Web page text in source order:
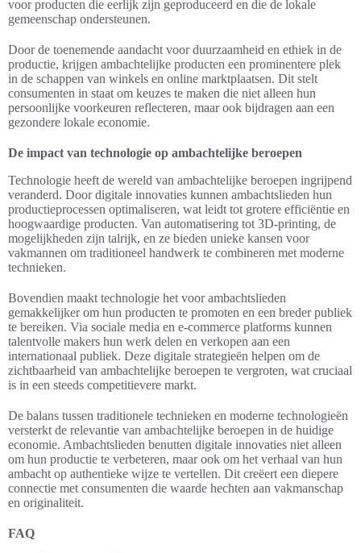
voor producten die eerlijk zijn geproduceerd en die de lokale
gemeenschap ondersteunen.
Door de toenemende aandacht voor duurzaamheid en ethiek in de
productie, krijgen ambachtelijke producten een prominentere plek
in de schappen van winkels en online marktplaatsen. Dit stelt
consumenten in staat om keuzes te maken die niet alleen hun
persoonlijke voorkeuren reflecteren, maar ook bijdragen aan een
gezondere lokale economie.
De impact van technologie op ambachtelijke beroepen
Technologie heeft de wereld van ambachtelijke beroepen ingrijpend
veranderd. Door digitale innovaties kunnen ambachtslieden hun
productieprocessen optimaliseren, wat leidt tot grotere efficiëntie en
hoogwaardige producten. Van automatisering tot 3D-printing, de
mogelijkheden zijn talrijk, en ze bieden unieke kansen voor
vakmannen om traditioneel handwerk te combineren met moderne
technieken.
Bovendien maakt technologie het voor ambachtslieden
gemakkelijker om hun producten te promoten en een breder publiek
te bereiken. Via sociale media en e-commerce platforms kunnen
talentvolle makers hun werk delen en verkopen aan een
internationaal publiek. Deze digitale strategieën helpen om de
zichtbaarheid van ambachtelijke beroepen te vergroten, wat cruciaal
is in een steeds competitievere markt.
De balans tussen traditionele technieken en moderne technologieën
versterkt de relevantie van ambachtelijke beroepen in de huidige
economie. Ambachtslieden benutten digitale innovaties niet alleen
om hun productie te verbeteren, maar ook om het verhaal van hun
ambacht op authentieke wijze te vertellen. Dit creëert een diepere
connectie met consumenten die waarde hechten aan vakmanschap
en originaliteit.
FAQ